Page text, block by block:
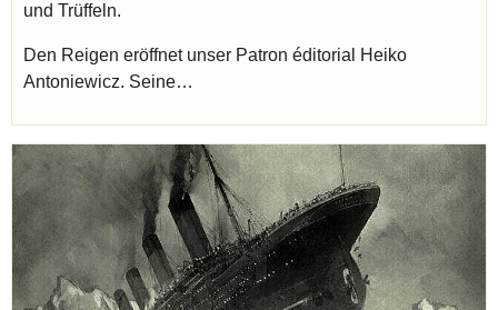
und Trüffeln.
Den Reigen eröffnet unser Patron éditorial Heiko
Antoniewicz. Seine…